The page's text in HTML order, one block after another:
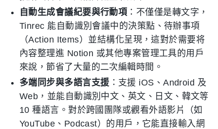
自動生成會議紀要與行動項 ：不僅僅是轉文字，
Tinrec 能自動識別會議中的決策點、待辦事項
（Action Items）並結構化呈現，這對於需要将
內容整理進 Notion 或其他專案管理工具的用戶
來說，節省了大量的二次編輯時間。
多端同步與多語言支援 ：支援 iOS、Android 及
Web，並能自動識別中文、英文、日文、韓文等
10 種語言。對於跨國團隊或觀看外語影片（如
YouTube、Podcast）的用戶，它能直接輸入網